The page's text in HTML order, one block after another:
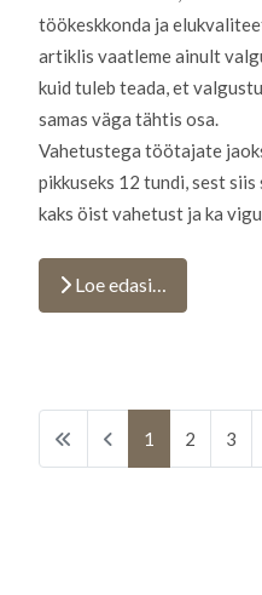
töökeskkonda ja
artiklis vaatleme ainult
kuid tuleb teada, et
samas väga tähtis osa.
Vahetustega töötajate
pikkuseks 12 tundi, sest
kaks öist vahetust ja ka
Loe edasi…
1 2 3